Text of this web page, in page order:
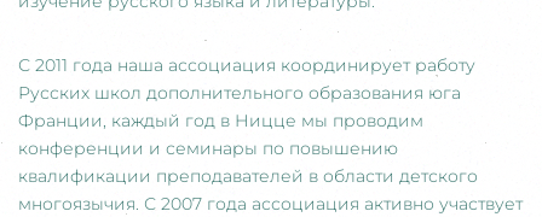
С 2011 года наша ассоциация координирует работу
Русских школ дополнительного образования юга
Франции, каждый год в Ницце мы проводим
конференции и семинары по повышению
квалификации преподавателей в области детского
многоязычия. С 2007 года ассоциация активно участвует